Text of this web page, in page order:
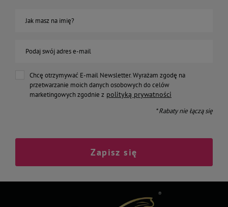
Jak masz na imię?
Podaj swój adres e-mail
Chcę otrzymywać E-mail Newsletter. Wyrażam zgodę na
przetwarzanie moich danych osobowych do celów
marketingowych zgodnie z polityką prywatności
* Rabaty nie łączą się
Zapisz się